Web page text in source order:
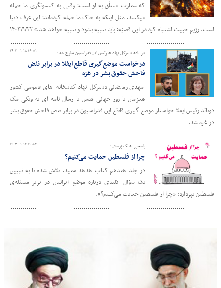
که سفارت متعلّق به او است؛ وقتی به کنسولگری ما حمله
میکنند، مثل اینکه به خاک ما حمله کرده‌اند؛ این عرف دنیا
است. رژیم خبیث اشتباه کرد در این قضیّه؛ باید تنبیه بشود و تنبیه خواهد شد.» ۱۴۰۳/۱/۲۲
۱۴۰۳-۰۱-۱۸ ۱۶:۵۱ در نامه دبیرکل نهاد به رئیس این فدراسیون مطرح شد؛
درخواست موضع‌گیری قاطع ایفلا در برابر نقض
فاحش حقوق بشر در غزه
مهدی رمضانی دبیرکل نهاد کتابخانه های عمومی کشور
همزمان با روز جهانی قدس با ارسال نامه ای به ویکی مک
دونالد رئیس ایفلا خواستار موضع گیری قاطع این فدراسیون در برابر نقض فاحش حقوق بشر
در غزه شد.
۱۴۰۳-۰۱-۱۴ ۱۱:۵۲ پاسخی به یک پرسش؛
چرا از فلسطین حمایت می‌کنیم؟
در جلد هفدهم کتاب هدهد سفید، تلاش شده تا به تبیین
یک سؤال کلیدی درباره موضع ایرانیان در برابر مسئله‌ی
فلسطین بپردازد: «چرا از فلسطین حمایت می‌کنیم؟».